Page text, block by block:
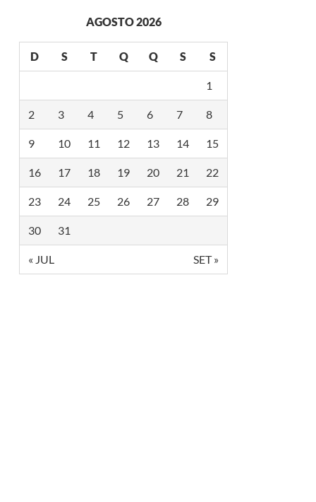
AGOSTO 2026
D S T Q Q S S
1
2 3 4 5 6 7 8
9 10 11 12 13 14 15
16 17 18 19 20 21 22
23 24 25 26 27 28 29
30 31
« JUL SET »